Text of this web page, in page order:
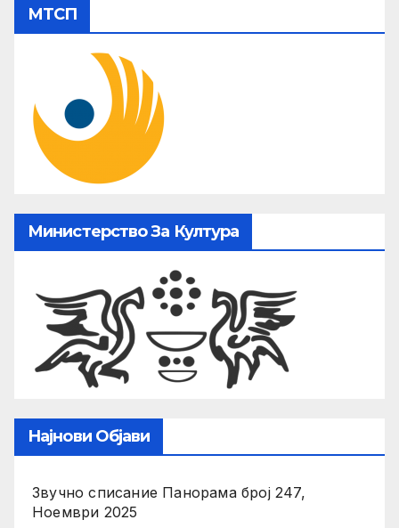
МТСП
Министерство За Култура
Најнови Објави
Звучно списание Панорама број 247,
Ноември 2025